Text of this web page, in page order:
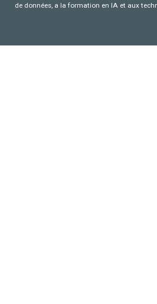
de données, a la formation en IA et aux